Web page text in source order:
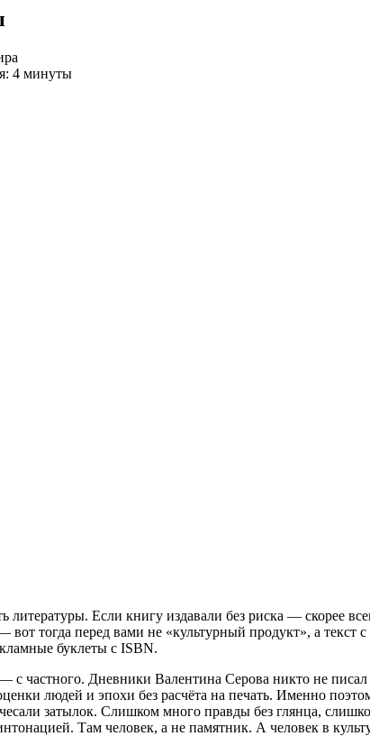
4 минуты
литературы. Если книгу издавали без риска — скорее
тогда перед вами не «культурный продукт», а
буклеты с ISBN.
с частного. Дневники Валентина Серова никто не
людей и эпохи без расчёта на печать. Именно
затылок. Слишком много правды без глянца,
Там человек, а не памятник. А человек в